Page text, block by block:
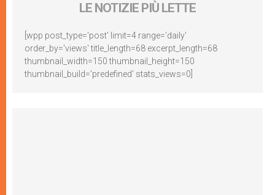
LE NOTIZIE PIÙ LETTE
[wpp post_type='post' limit=4 range='daily'
order_by='views' title_length=68 excerpt_length=68
thumbnail_width=150 thumbnail_height=150
thumbnail_build='predefined' stats_views=0]